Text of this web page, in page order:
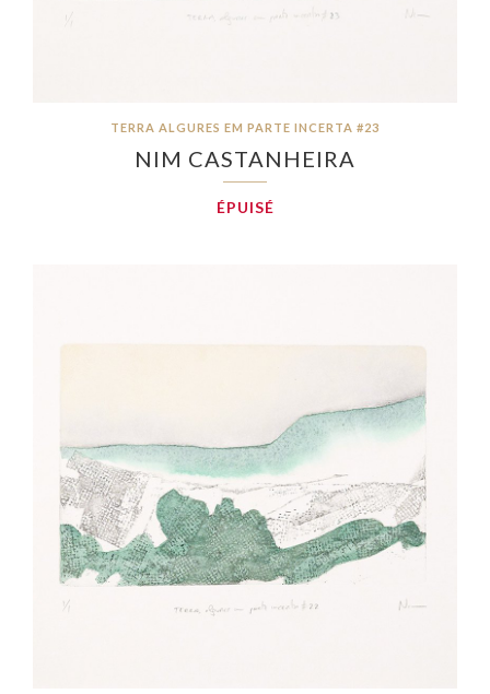
TERRA ALGURES EM PARTE INCERTA #23
NIM CASTANHEIRA
ÉPUISÉ